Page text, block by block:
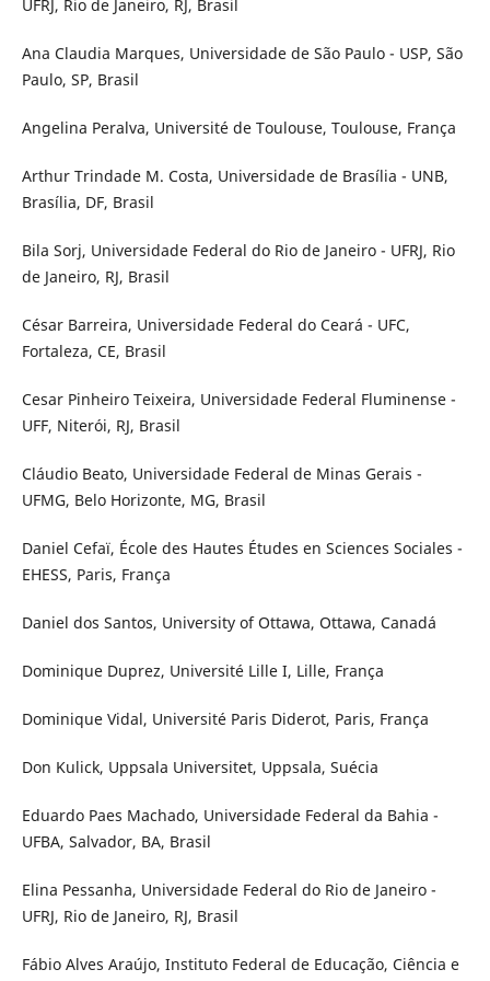
UFRJ, Rio de Janeiro, RJ, Brasil
Ana Claudia Marques, Universidade de São Paulo - USP, São
Paulo, SP, Brasil
Angelina Peralva, Université de Toulouse, Toulouse, França
Arthur Trindade M. Costa, Universidade de Brasília - UNB,
Brasília, DF, Brasil
Bila Sorj, Universidade Federal do Rio de Janeiro - UFRJ, Rio
de Janeiro, RJ, Brasil
César Barreira, Universidade Federal do Ceará - UFC,
Fortaleza, CE, Brasil
Cesar Pinheiro Teixeira, Universidade Federal Fluminense -
UFF, Niterói, RJ, Brasil
Cláudio Beato, Universidade Federal de Minas Gerais -
UFMG, Belo Horizonte, MG, Brasil
Daniel Cefaï, École des Hautes Études en Sciences Sociales -
EHESS, Paris, França
Daniel dos Santos, University of Ottawa, Ottawa, Canadá
Dominique Duprez, Université Lille I, Lille, França
Dominique Vidal, Université Paris Diderot, Paris, França
Don Kulick, Uppsala Universitet, Uppsala, Suécia
Eduardo Paes Machado, Universidade Federal da Bahia -
UFBA, Salvador, BA, Brasil
Elina Pessanha, Universidade Federal do Rio de Janeiro -
UFRJ, Rio de Janeiro, RJ, Brasil
Fábio Alves Araújo, Instituto Federal de Educação, Ciência e